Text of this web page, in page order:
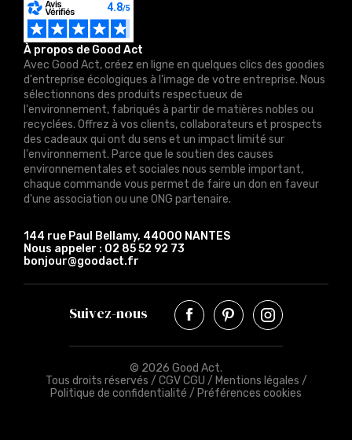
À propos de Good Act
Avec Good Act, créez en ligne en quelques clics des goodies
d'entreprise écologiques à l'image de votre entreprise. Nous
sélectionnons des produits respectueux de
l'environnement, fabriqués à partir de matières nobles ou
recyclées. Offrez à vos clients, collaborateurs et prospects
des cadeaux qui ont du sens et un impact limité sur
l'environnement. Parce que le soutien des causes
environnementales et sociales nous semble important,
chaque commande vous permet de faire un don en faveur
d'une association ou une ONG partenaire.
144 rue Paul Bellamy, 44000 NANTES
Nous appeler : 02 85 52 92 73
bonjour@goodact.fr
Suivez-nous
© 2026 Good Act.
Tous droits réservés / CGV CGU / Mentions légales /
Politique de confidentialité / Préférences cookies